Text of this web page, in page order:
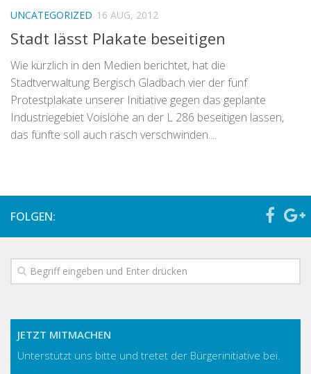
UNCATEGORIZED 16 AUG, 2012
Stadt lässt Plakate beseitigen
Wie kürzlich in den Medien berichtet, hat die
Stadtverwaltung Bergisch Gladbach vier der fünf
Protestplakate unserer Initiative gegen das geplante
Industriegebiet Voislöhe an der L 286 beseitigen lassen,
das fünfte soll auch rasch verschwinden....
FOLGEN:
JETZT MITMACHEN
Unterstützt uns bitte und tretet der Bürgerinitiative bei.